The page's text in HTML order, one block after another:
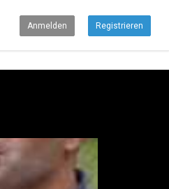
Anmelden Registrieren